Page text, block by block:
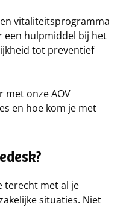
vitaliteitsprogramma
een hulpmiddel bij het
tot preventief
met onze AOV
en hoe kom je met
terecht met al je
situaties. Niet